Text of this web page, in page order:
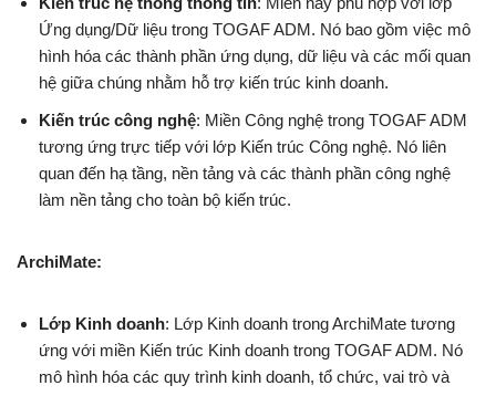
Ứng dụng/Dữ liệu trong TOGAF ADM. Nó bao gồm việc mô
hình hóa các thành phần ứng dụng, dữ liệu và các mối quan
hệ giữa chúng nhằm hỗ trợ kiến trúc kinh doanh.
Kiến trúc công nghệ: Miền Công nghệ trong TOGAF ADM
tương ứng trực tiếp với lớp Kiến trúc Công nghệ. Nó liên
quan đến hạ tầng, nền tảng và các thành phần công nghệ
làm nền tảng cho toàn bộ kiến trúc.
ArchiMate:
Lớp Kinh doanh: Lớp Kinh doanh trong ArchiMate tương
ứng với miền Kiến trúc Kinh doanh trong TOGAF ADM. Nó
mô hình hóa các quy trình kinh doanh, tổ chức, vai trò và